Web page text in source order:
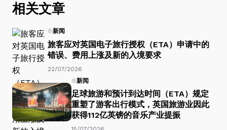
相关文章
新闻
旅客应对英国电子旅行授权（ETA）申请中的
错误、费用上涨及新的入境要求
22/07/2026
新闻
足球旅游和预计到达时间（ETA）规定
重塑了游客出行模式，英国旅游业因此
获得112亿英镑的音乐产业提振